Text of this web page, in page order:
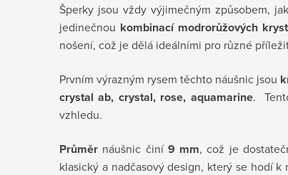
Šperky jsou vždy výjimečným způsobem,
jedinečnou kombinací modrorůžových
nošení, což je dělá ideálními pro různé
Prvním výrazným rysem těchto náušnic jsou
crystal ab, crystal, rose, aquamarine.
vzhledu.
Průměr náušnic činí 9 mm, což je
klasický a nadčasový design, který se hodí